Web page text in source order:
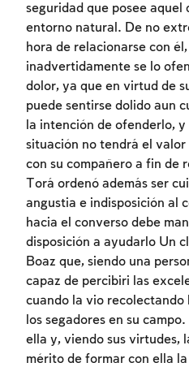
seguridad que posee aquel
entorno natural. De no
hora de relacionarse con
inadvertidamente se lo
dolor, ya que en virtud de
puede sentirse dolido aun
la intención de ofenderlo,
situación no tendrá el
con su compañero a fin de
Torá ordenó además ser
angustia e indisposición al
hacia el converso debe
disposición a ayudarlo Un
Boaz que, siendo una
capaz de percibiri las
cuando la vio recolectando
los segadores en su
ella y, viendo sus virtudes,
mérito de formar con ella
Inscripcion
Para marcar lo
a su cuenta o
Inscripcion